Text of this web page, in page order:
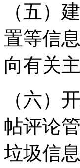
（五）
置等信
向有关
（六）
帖评论
垃圾信